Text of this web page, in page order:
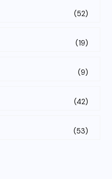
(52)
(19)
(9)
(42)
(53)